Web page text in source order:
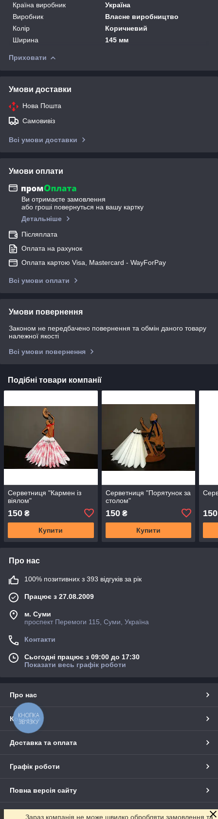
Країна виробник
Україна
Виробник
Власне виробництво
Колір
Коричневий
Ширина
145 мм
Приховати
Умови доставки
Нова Пошта
Самовивіз
Всі умови доставки
Умови оплати
Ви отримаєте замовлення
або гроші повернуться на вашу картку
Детальніше
Післяплата
Оплата на рахунок
Оплата картою Visa, Mastercard - WayForPay
Всі умови оплати
Умови повернення
Законом не передбачено повернення та обмін даного товару
належної якості
Всі умови повернення
Подібні товари компанії
Серветниця "Кармен із
віялом"
150 ₴
Купити
Серветниця "Порятунок за
столом"
150₴
Купити
150
Про нас
100% позитивних з 393 відгуків за рік
Працює з 27.08.2009
м. Суми
проспект Перемоги 115, Суми, Україна
Контакти
Сьогодні працює з 09:00 до 17:30
Показати весь графік роботи
Про нас
Контакти
Доставка та оплата
Графік роботи
Повна версія сайту
Сайт створено на маркетплейсі Prom.ua
Зараз компанія не може швидко обробляти замовлення та
КНОПКА
ЗВ'ЯЗКУ